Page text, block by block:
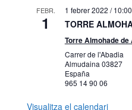
FEBR.
1
1 febrer 2022 / 10:00
TORRE
Torre Almohade de
Carrer de l'Abadia
Almudaina03827
España
965 14 90 06
Visualitza el calendari